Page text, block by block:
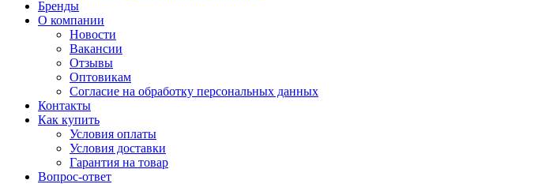
Бренды
О компании
Новости
Вакансии
Отзывы
Оптовикам
Cогласие на обработку персональных данных
Контакты
Как купить
Условия оплаты
Условия доставки
Гарантия на товар
Вопрос-ответ